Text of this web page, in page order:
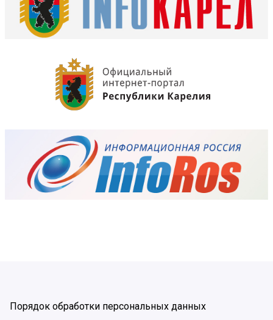
Порядок обработки персональных данных